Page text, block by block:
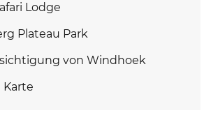
Lodge
Plateau Park
von Windhoek
Karte